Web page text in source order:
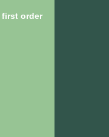
first order